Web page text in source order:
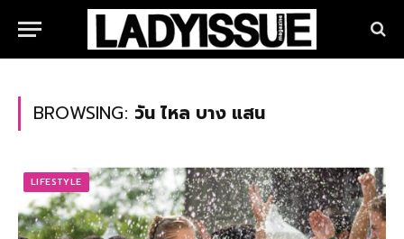
BROWSING: วัน ไหล บาง แสน
LIFESTYLE